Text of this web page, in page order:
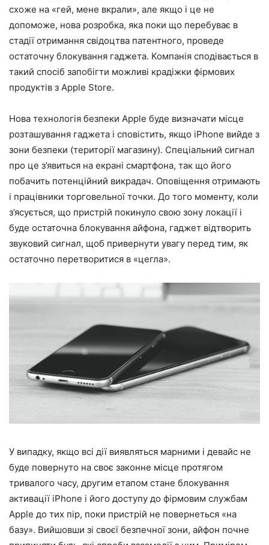
схоже на «гей, мене вкрали», але якщо і це не
допоможе, нова розробка, яка поки що перебуває в
стадії отримання свідоцтва патентного, проведе
остаточну блокування гаджета. Компанія сподівається в
такий спосіб запобігти можливі крадіжки фірмових
продуктів з Apple Store.
Нова технологія безпеки Apple буде визначати місце
розташування гаджета і сповістить, якщо iPhone вийде з
зони безпеки (території магазину). Спеціальний сигнал
про це з’явиться на екрані смартфона, так що його
побачить потенційний викрадач. Оповіщення отримають
і працівники торговельної точки. До того моменту, коли
з’ясується, що пристрій покинуло свою зону локації і
буде остаточна блокування айфона, гаджет відтворить
звуковий сигнал, щоб привернути увагу перед тим, як
остаточно перетворитися в «цегла».
У випадку, якщо всі дії виявляться марними і девайс не
буде повернуто на своє законне місце протягом
тривалого часу, другим етапом стане блокування
активації iPhone і його доступу до фірмовим службам
Apple до тих пір, поки пристрій не повернеться «на
базу». Вийшовши зі своєї безпечної зони, айфон почне